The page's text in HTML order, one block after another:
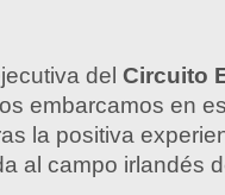
del Circuito
embarcamos en
la positiva
al campo irlandés